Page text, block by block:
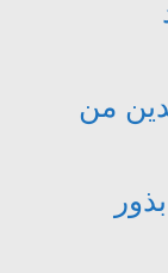
من